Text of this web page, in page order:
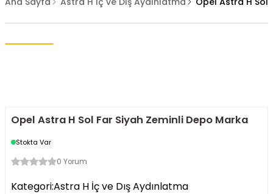
Opel Astra H Sol Far Siyah Zeminli Depo Marka
Stokta Var
0 Yorum
Kategori:Astra H İç ve Dış Aydınlatma